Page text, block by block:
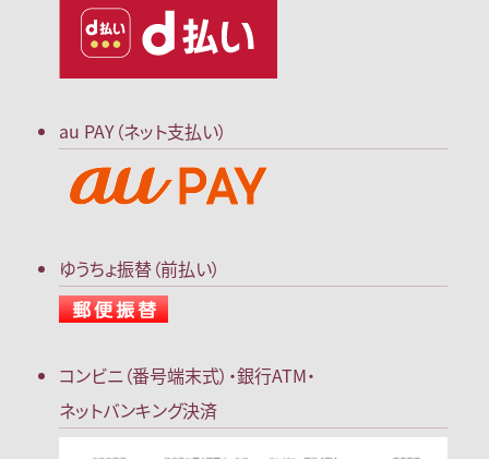
au PAY（ネット支払い）
ゆうちょ振替（前払い）
コンビニ（番号端末式）・銀行ATM・
ネットバンキング決済